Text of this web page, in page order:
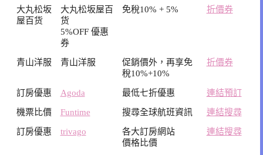
大丸松坂
屋百货
大丸松坂屋百
货
5%OFF 優惠
券
免稅10% + 5% 折價券
青山洋服 青山洋服
促銷價外，再享免
稅10%+10%
折價券
訂房優惠 Agoda 最低七折優惠 連結預訂
機票比價 Funtime 搜尋全球航班資訊 連結搜尋
訂房優惠 trivago
各大訂房網站
價格比價
連結搜尋